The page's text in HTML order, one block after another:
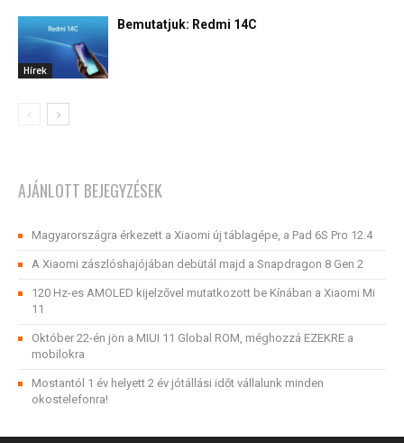
Hírek
Bemutatjuk: Redmi 14C
AJÁNLOTT BEJEGYZÉSEK
Magyarországra érkezett a Xiaomi új táblagépe, a Pad 6S Pro 12.4
A Xiaomi zászlóshajójában debütál majd a Snapdragon 8 Gen 2
120 Hz-es AMOLED kijelzővel mutatkozott be Kínában a Xiaomi Mi
11
Október 22-én jön a MIUI 11 Global ROM, méghozzá EZEKRE a
mobilokra
Mostantól 1 év helyett 2 év jótállási időt vállalunk minden
okostelefonra!